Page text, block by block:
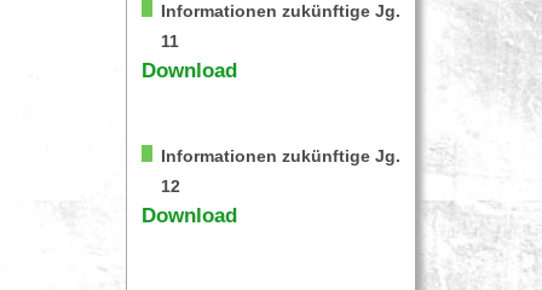
Informationen zukünftige Jg.
11
Download
Informationen zukünftige Jg.
12
Download